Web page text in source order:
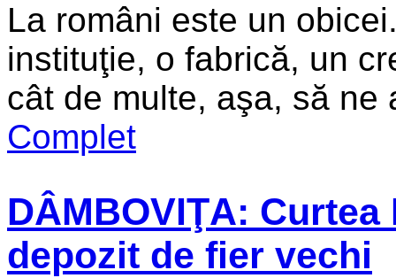
La români este un
instituţie, o fabrică, un
cât de multe, aşa, să ne
Complet
DÂMBOVIŢA:
depozit de fier vechi